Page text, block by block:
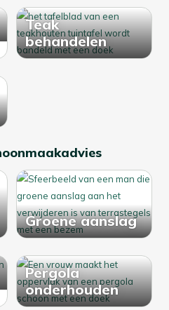
Teak
behandelen
Groene aanslag
Pergola
onderhouden